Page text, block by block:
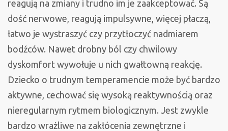
reagują na zmiany i trudno im je zaakceptować. Są
dość nerwowe, reagują impulsywne, więcej płaczą,
łatwo je wystraszyć czy przytłoczyć nadmiarem
bodźców. Nawet drobny ból czy chwilowy
dyskomfort wywołuje u nich gwałtowną reakcję.
Dziecko o trudnym temperamencie może być bardzo
aktywne, cechować się wysoką reaktywnością oraz
nieregularnym rytmem biologicznym. Jest zwykle
bardzo wrażliwe na zakłócenia zewnętrzne i